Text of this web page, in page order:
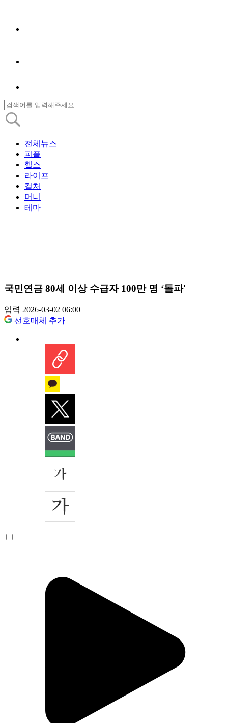
전체뉴스
피플
헬스
라이프
컬처
머니
테마
국민연금 80세 이상 수급자 100만 명 ‘돌파'
입력 2026-03-02 06:00
선호매체 추가